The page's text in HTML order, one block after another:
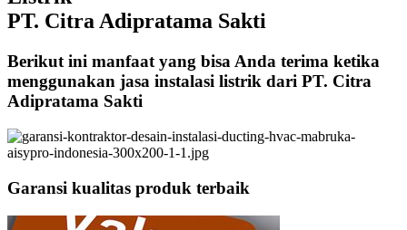
PT. Citra Adipratama Sakti
Berikut ini manfaat yang bisa Anda terima ketika
menggunakan jasa instalasi listrik dari PT. Citra
Adipratama Sakti
Garansi kualitas produk terbaik